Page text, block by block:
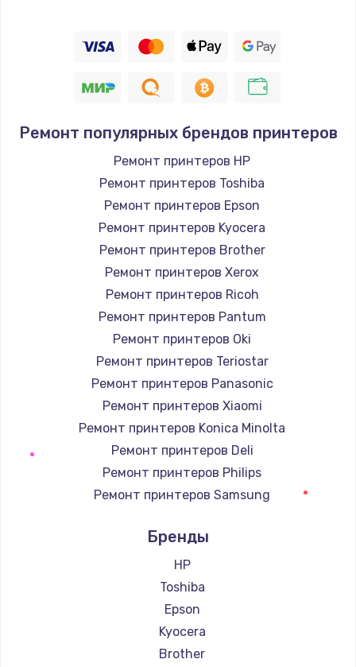
Перепрошивка, восстановление ПО
680 руб.
Замена матричного блока
2000 руб.
Заказать
Комплексная чистка
600 руб.
Заказать
Замена лампы подсветки
1000 руб.
Заказать
Ремонт блока управления
2000 руб.
Заказать
Прошивка
Заказать
Ремонт блока питания
100 руб.
Заказать
Ремонт популярных брендов принтеров
Ремонт принтеров HP
Ремонт принтеров Toshiba
Ремонт принтеров Epson
Ремонт принтеров Kyocera
Ремонт принтеров Brother
Ремонт принтеров Xerox
Ремонт принтеров Ricoh
Ремонт принтеров Pantum
Ремонт принтеров Oki
Ремонт принтеров Teriostar
Ремонт принтеров Panasonic
Ремонт принтеров Xiaomi
Ремонт принтеров Konica Minolta
Ремонт принтеров Deli
Ремонт принтеров Philips
Ремонт принтеров Samsung
Ремонт принтеров Lexmark
Ремонт принтеров Sharp
Ремонт принтеров TSC
Ремонт принтеров Fujitsu
Ремонт принтеров Godex
Бренды
HP
Toshiba
Epson
Kyocera
Brother